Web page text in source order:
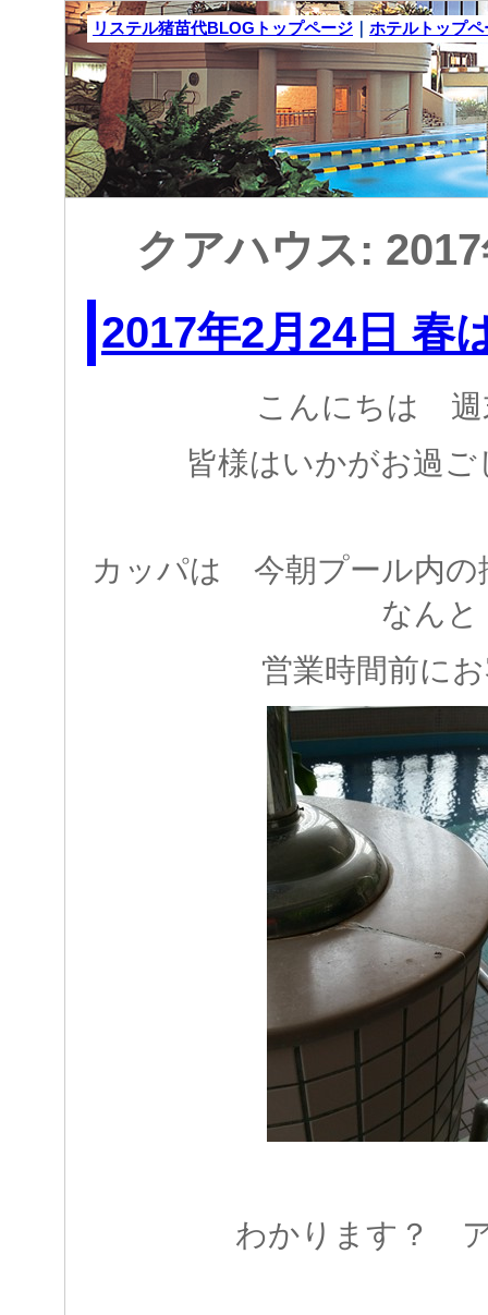
リステル猪苗代BLOGトップページ ｜ ホテルトップペ
クアハウス:
2017年2月24日 春
こんにちは 週
皆様はいかがお過
カッパは 今朝プール内
なんと
営業時間前に
わかります？